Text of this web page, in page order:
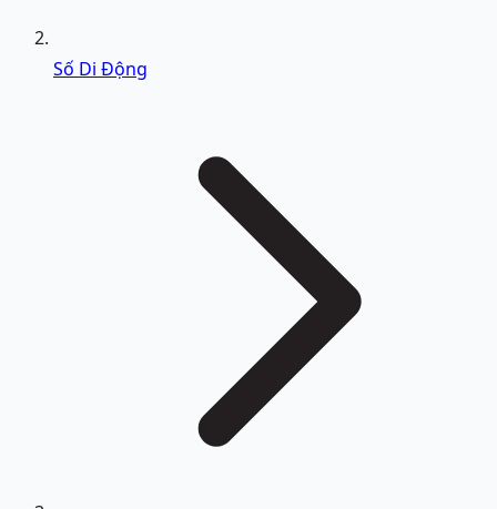
Số Di Động